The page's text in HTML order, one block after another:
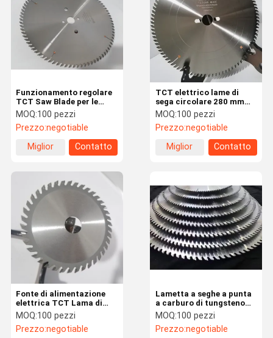
TCT elettrico lame di
sega circolare 280 mm
fino a 1825 mm di
diametro
MOQ:100 pezzi
Prezzo:negotiable
Miglior
Contatto
Funzionamento regolare
TCT Saw Blade per le
macchine di saldatura
automatica e di rettifica
MOQ:100 pezzi
Prezzo:negotiable
Miglior
Contatto
Lametta a seghe a punta
a carburo di tungsteno
TCT Lametta a seghe da
12 pollici per il taglio di
melamina
MOQ:100 pezzi
Prezzo:negotiable
Fonte di alimentazione
elettrica TCT Lama di
taglio 280 mm - 1825 mm
Per macchine di
saldatura automatica
MOQ:100 pezzi
Prezzo:negotiable